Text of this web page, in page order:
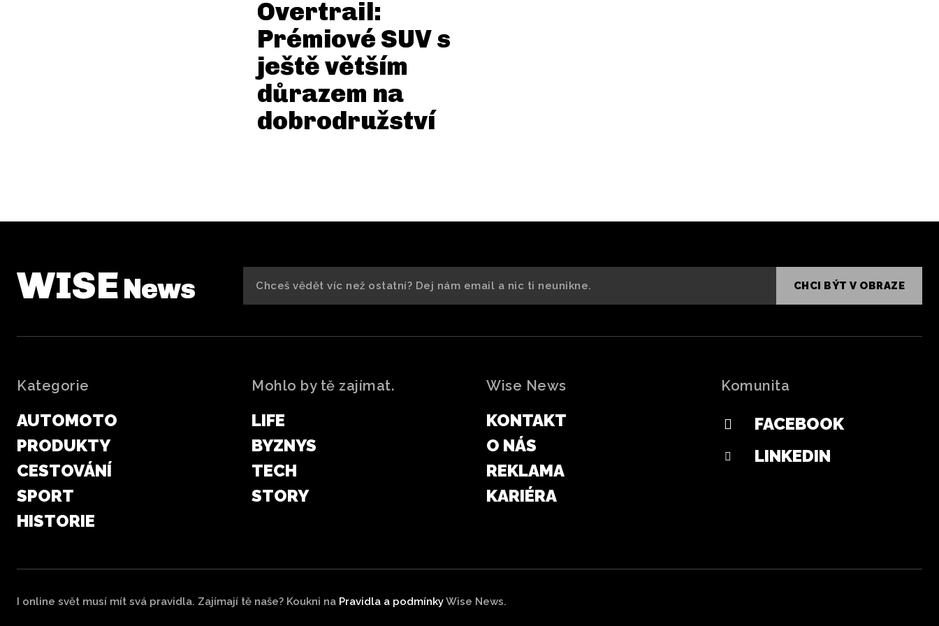
Overtrail:
Prémiové SUV s
ještě větším
důrazem na
dobrodružství
WISENews CHCI BÝT V OBRAZE
Kategorie
AUTOMOTO
PRODUKTY
CESTOVÁNÍ
SPORT
HISTORIE
Mohlo by tě zajímat.
LIFE
BYZNYS
TECH
STORY
Wise News
KONTAKT
O NÁS
REKLAMA
KARIÉRA
Komunita
FACEBOOK
LINKEDIN
I online svět musí mít svá pravidla. Zajímají tě naše? Koukni na Pravidla a podmínkyWise News.